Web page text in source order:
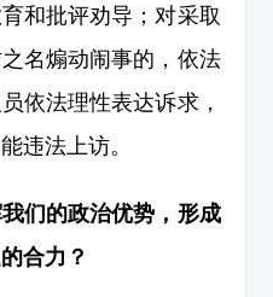
和批评劝导；对采取
名煽动闹事的，依法
依法理性表达诉求，
违法上访。
们的政治优势，形成
合力？